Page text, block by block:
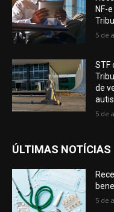
NF-
5 de
STF
de
5 de
ÚLTIMAS NOTÍCIAS
5 de